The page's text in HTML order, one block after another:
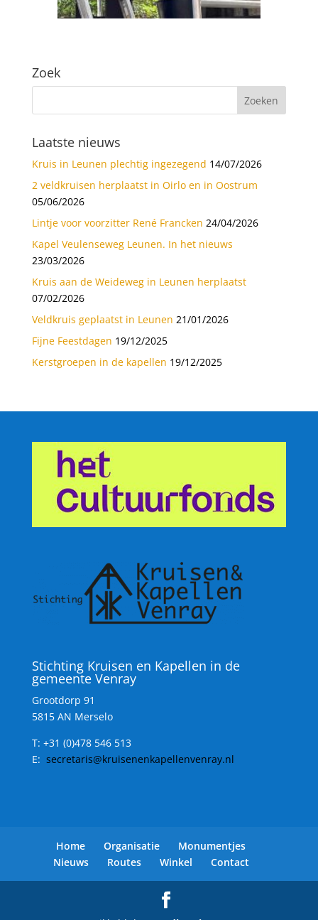
Zoek
Laatste nieuws
Kruis in Leunen plechtig ingezegend 14/07/2026
2 veldkruisen herplaatst in Oirlo en in Oostrum
05/06/2026
Lintje voor voorzitter René Francken 24/04/2026
Kapel Veulenseweg Leunen. In het nieuws
23/03/2026
Kruis aan de Weideweg in Leunen herplaatst
07/02/2026
Veldkruis geplaatst in Leunen 21/01/2026
Fijne Feestdagen 19/12/2025
Kerstgroepen in de kapellen 19/12/2025
Stichting Kruisen en Kapellen in de
gemeente Venray
Grootdorp 91
5815 AN Merselo
T: +31 (0)478 546 513
E: secretaris@kruisenenkapellenvenray.nl
Home Organisatie
Monumentjes
Nieuws
Routes Winkel Contact